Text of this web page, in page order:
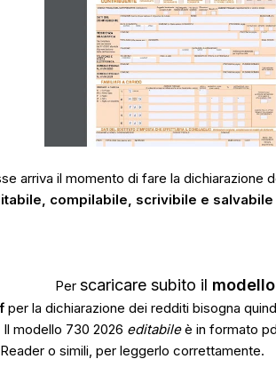
arriva il momento di fare la dichiarazione
compilabile, scrivibile e salvabile
Per scaricare subito il
per la dichiarazione dei redditi bisogna
modello 730 2026 editabileè in formato
o simili, per leggerlo correttamente.